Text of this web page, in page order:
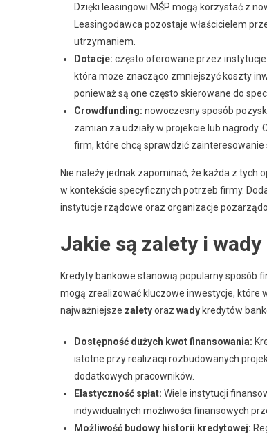
Dzięki leasingowi MŚP mogą korzystać z
Leasingodawca pozostaje właścicielem
utrzymaniem.
Dotacje: często oferowane przez
która może znacząco zmniejszyć koszty
ponieważ są one często skierowane do
Crowdfunding: nowoczesny sposób
zamian za udziały w projekcie lub
firm, które chcą sprawdzić
Nie należy jednak zapominać, że każda z tych
w kontekście specyficznych potrzeb firmy.
instytucje rządowe oraz organizacje
Jakie są zalety i
Kredyty bankowe stanowią popularny sposób
mogą zrealizować kluczowe inwestycje, które
najważniejsze zaletyoraz wady kredytów
Dostępność dużych kwot finansowania:
istotne przy realizacji rozbudowanych
dodatkowych pracowników.
Elastyczność spłat: Wiele instytucji
indywidualnych możliwości finansowych
Możliwość budowy historii kredytowej: